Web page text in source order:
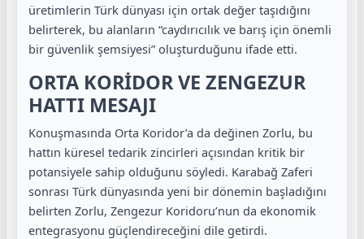
üretimlerin Türk dünyası için ortak değer taşıdığını
belirterek, bu alanların “caydırıcılık ve barış için önemli
bir güvenlik şemsiyesi” oluşturduğunu ifade etti.
ORTA KORİDOR VE ZENGEZUR
HATTI MESAJI
Konuşmasında Orta Koridor’a da değinen Zorlu, bu
hattın küresel tedarik zincirleri açısından kritik bir
potansiyele sahip olduğunu söyledi. Karabağ Zaferi
sonrası Türk dünyasında yeni bir dönemin başladığını
belirten Zorlu, Zengezur Koridoru’nun da ekonomik
entegrasyonu güçlendireceğini dile getirdi.